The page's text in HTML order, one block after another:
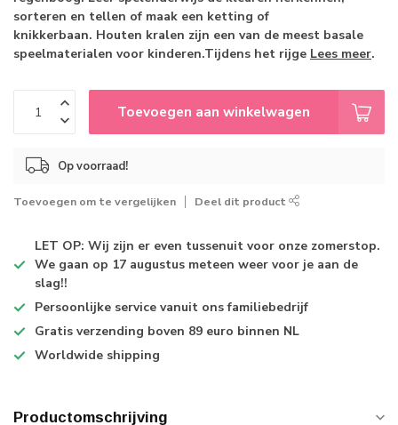
sorteren en tellen of maak een ketting of
knikkerbaan. Houten kralen zijn een van de meest basale
speelmaterialen voor kinderen.Tijdens het rijge Lees meer.
Toevoegen aan winkelwagen
Op voorraad!
Toevoegen om te vergelijken Deel dit product
LET OP: Wij zijn er even tussenuit voor onze zomerstop.
We gaan op 17 augustus meteen weer voor je aan de
slag!!
Persoonlijke service vanuit ons familiebedrijf
Gratis verzending boven 89 euro binnen NL
Worldwide shipping
Productomschrijving